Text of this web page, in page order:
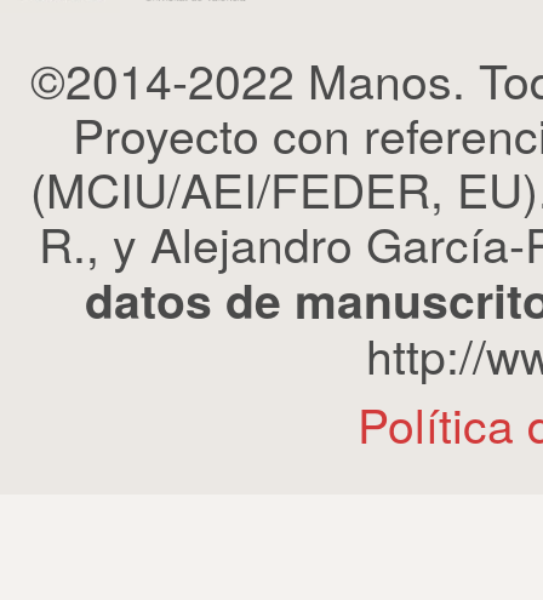
©2014-2022 Manos.
Proyecto con
(MCIU/AEI/FEDER,
R., y Alejandro
datos de
http://
Política